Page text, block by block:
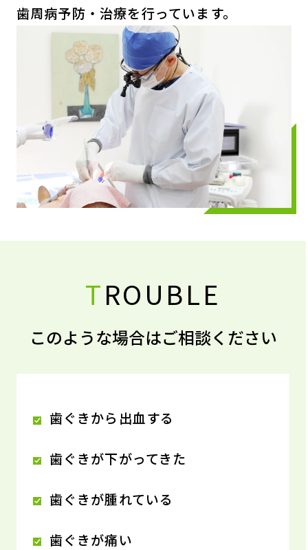
歯周病予防・治療を行っています。
TROUBLE
このような場合はご相談ください
歯ぐきから出血する
歯ぐきが下がってきた
歯ぐきが腫れている
歯ぐきが痛い